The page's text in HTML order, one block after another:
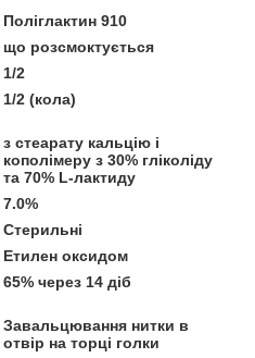
Поліглактин 910
що розсмоктується
1/2
1/2 (кола)
з стеарату кальцію і
кополімеру з 30% гліколіду
та 70% L-лактиду
7.0%
Стерильні
Етилен оксидом
65% через 14 діб
Завальцювання нитки в
отвір на торці голки